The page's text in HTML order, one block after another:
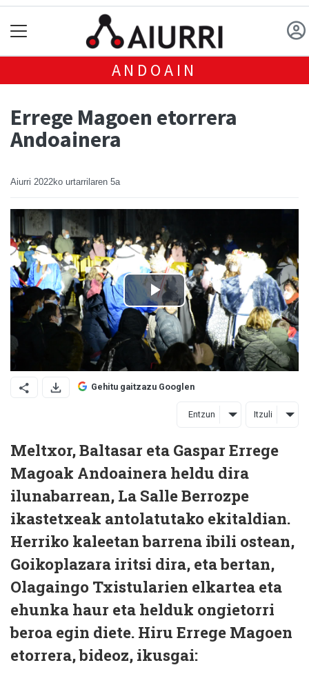
ANDOAIN
Errege Magoen etorrera
Andoainera
Aiurri 2022ko urtarrilaren 5a
Gehitu gaitzazu Googlen
Entzun Itzuli
Meltxor, Baltasar eta Gaspar Errege
Magoak Andoainera heldu dira
ilunabarrean, La Salle Berrozpe
ikastetxeak antolatutako ekitaldian.
Herriko kaleetan barrena ibili ostean,
Goikoplazara iritsi dira, eta bertan,
Olagaingo Txistularien elkartea eta
ehunka haur eta helduk ongietorri
beroa egin diete. Hiru Errege Magoen
etorrera, bideoz, ikusgai: